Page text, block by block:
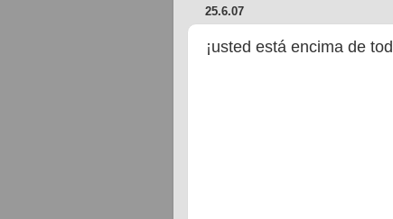
25.6.07
¡usted está encima de